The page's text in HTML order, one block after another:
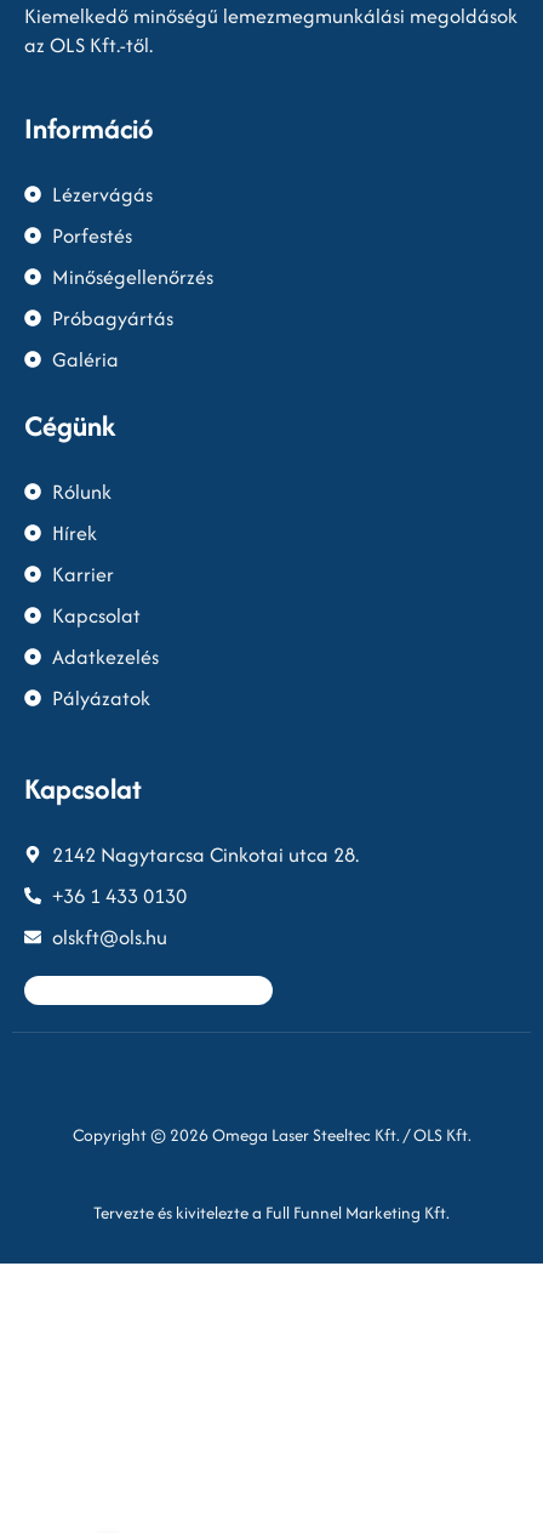
Kiemelkedő minőségű lemezmegmunkálási megoldások
az OLS Kft.-től.
Információ
Lézervágás
Porfestés
Minőségellenőrzés
Próbagyártás
Galéria
Cégünk
Rólunk
Hírek
Karrier
Kapcsolat
Adatkezelés
Pályázatok
Kapcsolat
2142 Nagytarcsa Cinkotai utca 28.
+36 1 433 0130
olskft@ols.hu
Copyright © 2026 Omega Laser Steeltec Kft. / OLS Kft.
Tervezte és kivitelezte a Full Funnel Marketing Kft.